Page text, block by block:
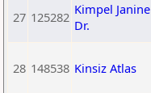
27 125282 Kimpel Janine
Dr.
28 148538 Kinsiz Atlas